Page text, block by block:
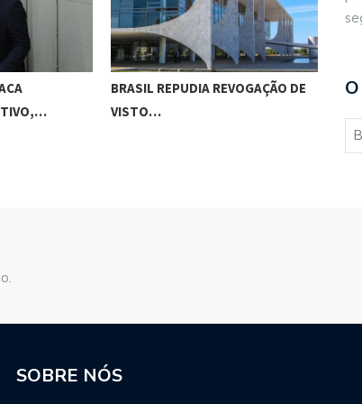
BRASIL REPUDIA REVOGAÇÃO DE
VISTO…
SOBRE NÓS